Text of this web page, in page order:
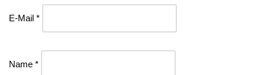
E-Mail *
Name *